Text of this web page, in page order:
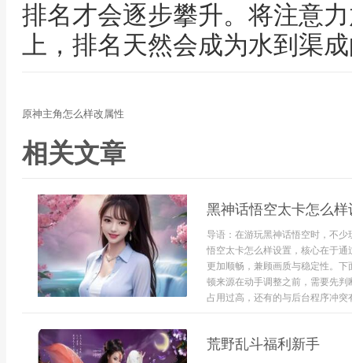
排名才会逐步攀升。将注意
上，排名天然会成为水到渠
原神主角怎么样改属性
相关文章
黑神话悟空太卡怎么样
导语：在游玩黑神话悟空时，不
悟空太卡怎么样设置，核心在于
更加顺畅，兼顾画质与稳定性。
顿来源在动手调整之前，需要先
占用过高，还有的与后台程序冲突
荒野乱斗福利新手